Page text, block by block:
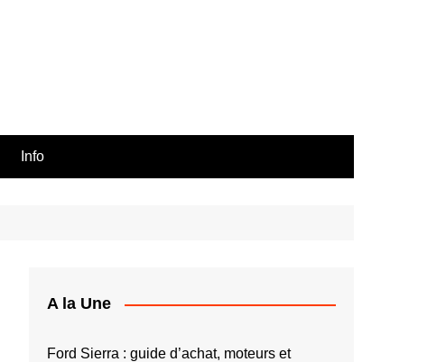
Info
A la Une
Ford Sierra : guide d’achat, moteurs et